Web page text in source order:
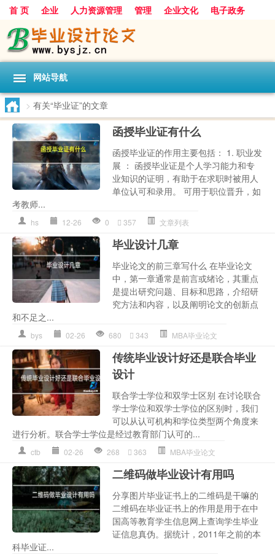
首 页 企业 人力资源管理 管理 企业文化
电子政务
数据
旅游 项目 浅谈 发展
网站导航
> 有关“毕业证”的文章
函授毕业证有什么
函授毕业证的作用主要包括： 1. 职业发
展 ： 函授毕业证是个人学习能力和专
业知识的证明，有助于在求职时被用人
单位认可和录用。 可用于职位晋升，如
考教师...
hs 12-26 0 357 文章列表
毕业设计几章
毕业论文的前三章写什么 在毕业论文
中，第一章通常是前言或绪论，其重点
是提出研究问题、目标和思路，介绍研
究方法和内容，以及阐明论文的创新点
和不足之...
bys 02-26 680 343 MBA毕业论文
传统毕业设计好还是联合毕业
设计
联合学士学位和双学士区别 在讨论联合
学士学位和双学士学位的区别时，我们
可以从认可机构和学位类型两个角度来
进行分析。联合学士学位是经过教育部门认可的...
ctb 02-26 268 363 MBA毕业论文
二维码做毕业设计有用吗
分享图片毕业证书上的二维码是干嘛的
二维码在毕业证书上的作用是用于在中
国高等教育学生信息网上查询学生毕业
证信息真伪。据统计，2011年之前的本
科毕业证...